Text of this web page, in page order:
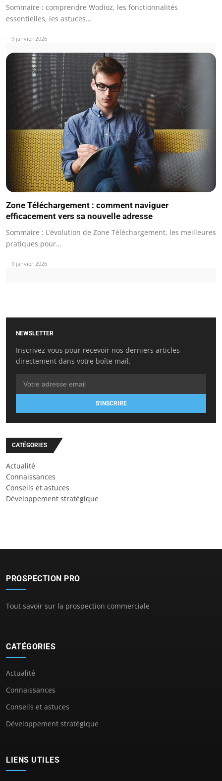
Sommaire : comprendre Wodioz, les fonctionnalités
essentielles, les astuces…
9 janvier 2026
Zone Téléchargement : comment naviguer
efficacement vers sa nouvelle adresse
Sommaire : L’évolution de Zone Téléchargement, les meilleures
pratiques pour…
9 janvier 2026
NEWSLETTER
Inscrivez-vous pour recevoir nos derniers articles
directement dans votre boîte mail.
S'INSCRIRE
CATÉGORIES
Actualité
Connaissances
Conseils et astuces
Développement stratégique
PROSPECTION PRO
Tout savoir sur la prospection commerciale
CATÉGORIES
Actualité
Connaissances
Conseils et astuces
Développement stratégique
LIENS UTILES